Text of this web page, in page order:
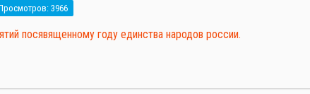
3966
посявященному году единства народов россии.